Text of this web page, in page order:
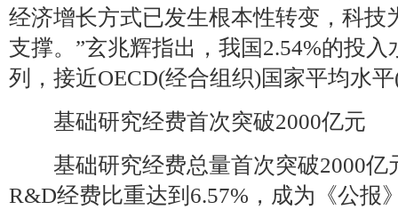
经济增长方式已发生根本性转变，科技
支撑。”玄兆辉指出，我国2.54%的投
列，接近OECD(经合组织)国家平均水平
基础研究经费首次突破2000亿元
基础研究经费总量首次突破2000亿
R&D经费比重达到6.57%，成为《公报